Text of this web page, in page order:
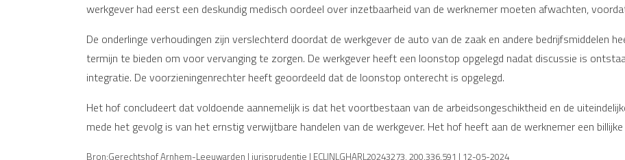
werkgever had eerst een deskundig medisch oordeel over inzetbaarheid van de werknemer moeten afwachten,
De onderlinge verhoudingen zijn verslechterd doordat de werkgever de auto van de zaak en andere bedrijfsmiddelen
termijn te bieden om voor vervanging te zorgen. De werkgever heeft een loonstop opgelegd nadat discussie is
integratie. De voorzieningenrechter heeft geoordeeld dat de loonstop onterecht is opgelegd.
Het hof concludeert dat voldoende aannemelijk is dat het voortbestaan van de arbeidsongeschiktheid en de
mede het gevolg is van het ernstig verwijtbare handelen van de werkgever. Het hof heeft aan de werknemer een
Bron:Gerechtshof Arnhem-Leeuwarden | jurisprudentie | ECLINLGHARL20243273, 200.336.591 | 12-05-2024